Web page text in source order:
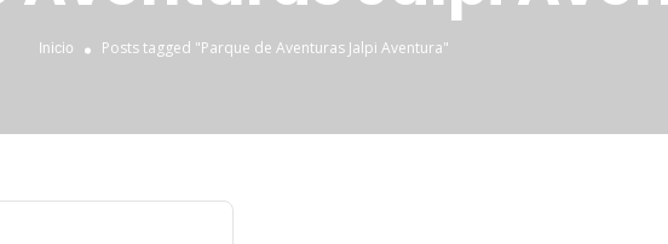
Inicio Posts tagged "Parque de Aventuras Jalpi Aventura"